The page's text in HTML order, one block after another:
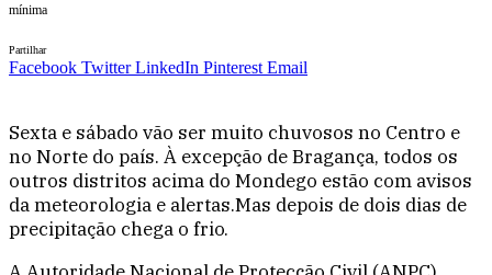
mínima
Partilhar
Facebook Twitter LinkedIn Pinterest Email
Sexta e sábado vão ser muito chuvosos no Centro e
no Norte do país. À excepção de Bragança, todos os
outros distritos acima do Mondego estão com avisos
da meteorologia e alertas.Mas depois de dois dias de
precipitação chega o frio.